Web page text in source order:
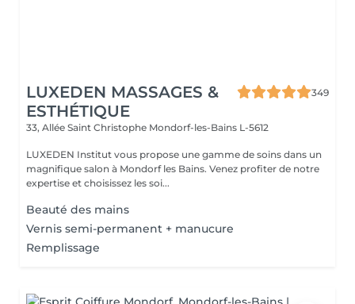
LUXEDEN MASSAGES &
ESTHÉTIQUE
349
33, Allée Saint Christophe Mondorf-les-Bains L-5612
LUXEDEN Institut vous propose une gamme de soins dans un
magnifique salon à Mondorf les Bains. Venez profiter de notre
expertise et choisissez les soi...
Beauté des mains
Vernis semi-permanent + manucure
Remplissage